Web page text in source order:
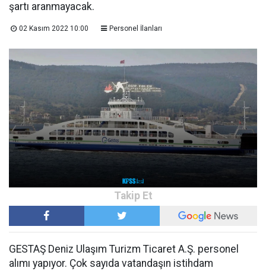
şartı aranmayacak.
02 Kasım 2022 10:00 Personel İlanları
GESTAŞ Deniz Ulaşım Turizm Ticaret A.Ş. personel
alımı yapıyor. Çok sayıda vatandaşın istihdam